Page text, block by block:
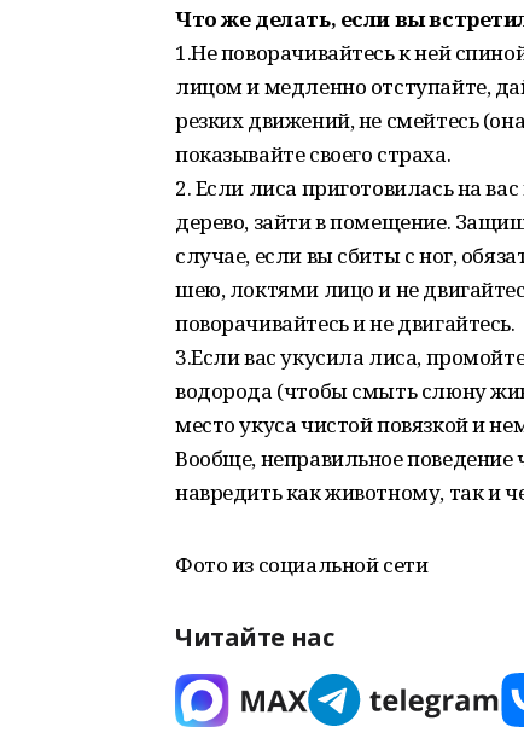
Что же делать, если вы
1.Не поворачивайтесь к ней
лицом и медленно отступайте,
резких движений, не смейтесь
показывайте своего страха.
2. Если лиса приготовилась на
дерево, зайти в помещение.
случае, если вы сбиты с ног,
шею, локтями лицо и не
поворачивайтесь и не двигайтесь.
3.Если вас укусила лиса,
водорода (чтобы смыть слюну
место укуса чистой повязкой и
Вообще, неправильное
навредить как животному, так и
Фото из социальной сети
Читайте нас